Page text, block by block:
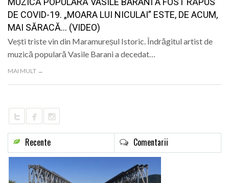
SPORT
SPECIAL
POLITIC
LIFE
DE COVID-19. „MOARA LUI NICULAI” ESTE, DE ACUM,
MAI SĂRACĂ… (VIDEO)
Vești triste vin din Maramureșul Istoric. Îndrăgitul artist de
muzică populară Vasile Barani a decedat…
MAI MULT →
Recente Comentarii